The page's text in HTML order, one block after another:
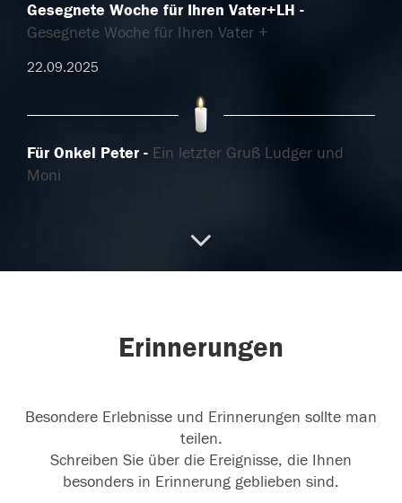
Gesegnete Woche für Ihren Vater+LH
Gesegnete Woche für Ihren Vater +
22.09.2025
Für Onkel Peter
Ein letzter Gruß Ludger und
Moni
Erinnerungen
Besondere Erlebnisse und Erinnerungen sollte man
teilen.
Schreiben Sie über die Ereignisse, die Ihnen
besonders in Erinnerung geblieben sind.